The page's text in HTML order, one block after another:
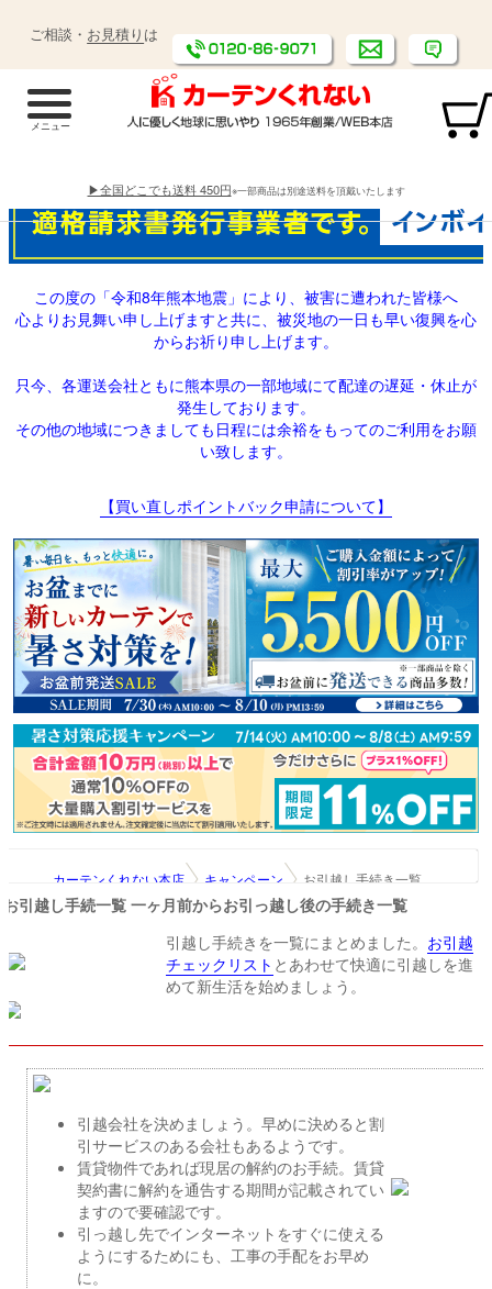
ご相談・ お見積り は
▶全国どこでも送料 450円※一部商品は別途送料を頂戴いたします
この度の「令和8年熊本地震」により、被害に遭われた皆様へ
心よりお見舞い申し上げますと共に、被災地の一日も早い復興を心
からお祈り申し上げます。
只今、各運送会社ともに熊本県の一部地域にて配達の遅延・休止が
発生しております。
その他の地域につきましても日程には余裕をもってのご利用をお願
い致します。
【買い直しポイントバック申請について】
カーテンくれない本店 キャンペーン お引越し手続き一覧
お引越し手続一覧 一ヶ月前からお引っ越し後の手続き一覧
引越し手続きを一覧にまとめました。 お引越
チェックリスト とあわせて快適に引越しを進
めて新生活を始めましょう。
引越会社を決めましょう。早めに決めると割
引サービスのある会社もあるようです。
賃貸物件であれば現居の解約のお手続。賃貸
契約書に解約を通告する期間が記載されてい
ますので要確認です。
引っ越し先でインターネットをすぐに使える
ようにするためにも、工事の手配をお早め
に。